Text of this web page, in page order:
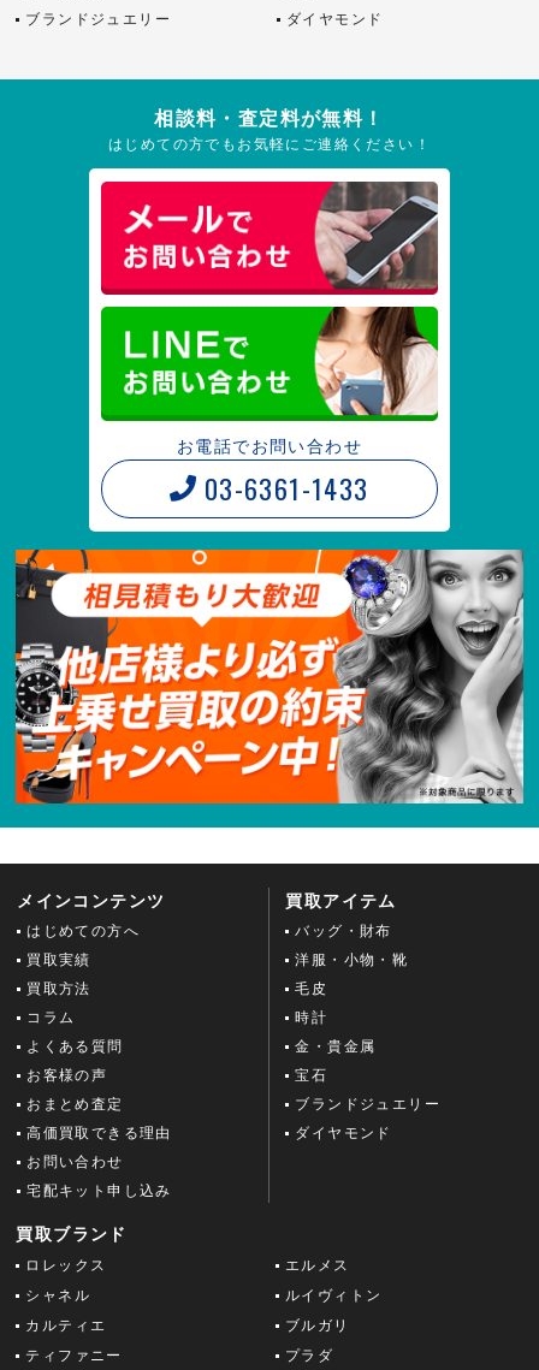
ブランドジュエリー
ダイヤモンド
相談料・査定料が無料！
はじめての方でもお気軽にご連絡ください！
お電話でお問い合わせ
03-6361-1433
メインコンテンツ
はじめての方へ
買取実績
買取方法
コラム
よくある質問
お客様の声
おまとめ査定
高価買取できる理由
お問い合わせ
宅配キット申し込み
買取アイテム
バッグ・財布
洋服・小物・靴
毛皮
時計
金・貴金属
宝石
ブランドジュエリー
ダイヤモンド
買取ブランド
ロレックス
エルメス
シャネル
ルイヴィトン
カルティエ
ブルガリ
ティファニー
プラダ